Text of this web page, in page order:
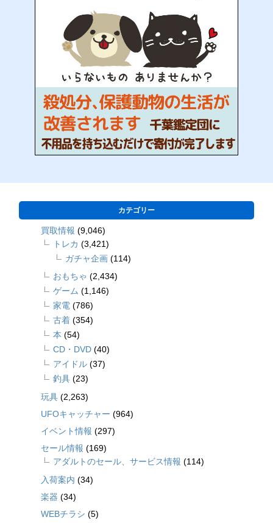
カテゴリー
買取情報 (9,046)
トレカ (3,421)
ガチャ企画 (114)
おもちゃ (2,434)
ゲーム (1,146)
家電 (786)
古着 (354)
本 (54)
CD・DVD (40)
アイドル (37)
釣具 (23)
玩具 (2,263)
UFOキャッチャー (964)
イベント情報 (297)
セール情報 (169)
アダルトのセール、サービス情報 (114)
入荷案内 (34)
楽器 (34)
WEBチラシ (5)